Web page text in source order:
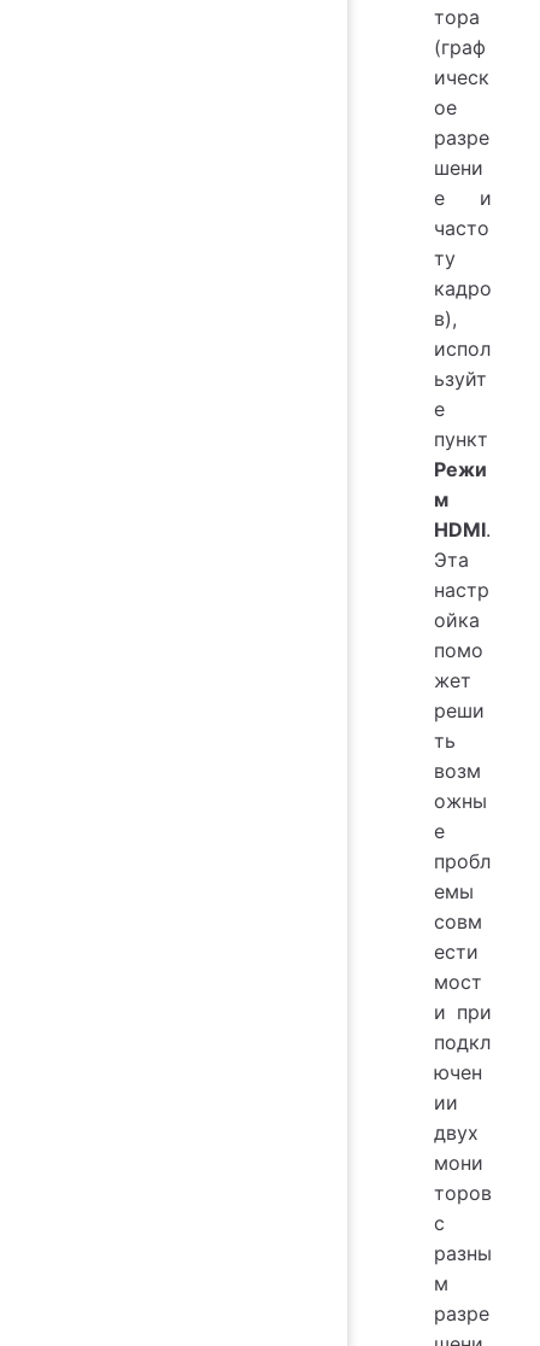
тора
(граф
ическ
ое
разре
шени
е и
часто
ту
кадро
в),
испол
ьзуйт
е
пункт
Режи
м
HDMI.
Эта
настр
ойка
помо
жет
реши
ть
возм
ожны
е
пробл
емы
совм
ести
мост
и при
подкл
ючен
ии
двух
мони
торов
с
разны
м
разре